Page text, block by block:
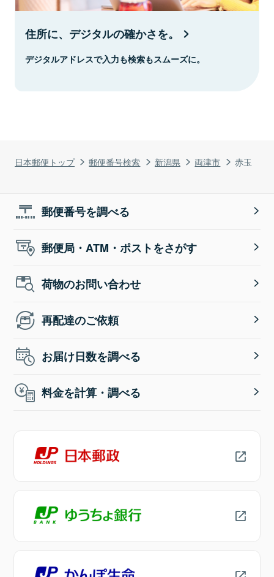
日本郵便トップ 郵便番号検索 新潟県 両津市 赤玉
住所に、デジタルの確かさを。
デジタルアドレスで入力も検索もスムーズに。
郵便番号を調べる
郵便局・ATM・ポストをさがす
荷物のお問い合わせ
再配達のご依頼
お届け日数を調べる
料金を計算・調べる